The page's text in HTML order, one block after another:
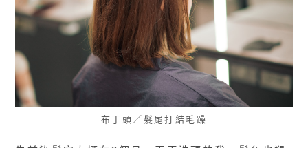
布丁頭／髮尾打結毛躁